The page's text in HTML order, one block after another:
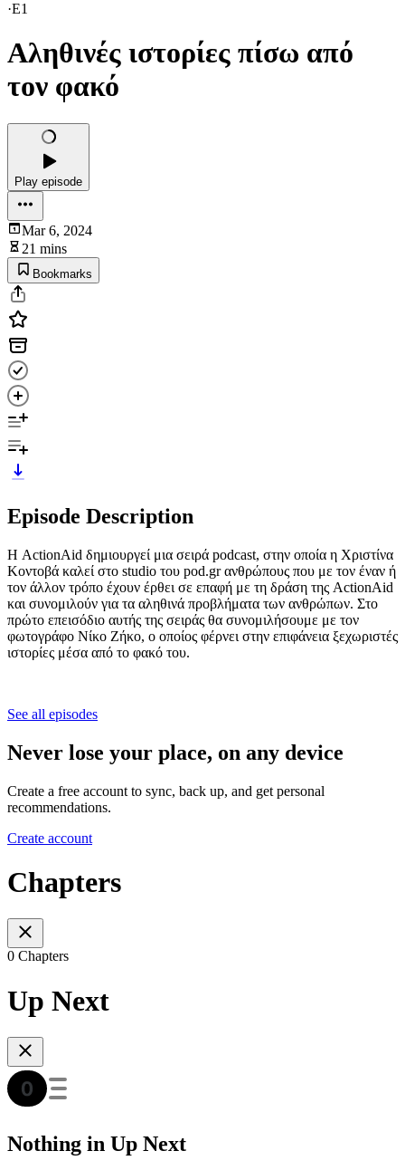
·E1
Αληθινές ιστορίες πίσω από
τον φακό
Play episode
Mar 6, 2024
21 mins
Bookmarks
Episode Description
Η ActionAid δημιουργεί μια σειρά podcast, στην οποία η Χριστίνα
Κοντοβά καλεί στο studio του pod.gr ανθρώπους που με τον έναν ή
τον άλλον τρόπο έχουν έρθει σε επαφή με τη δράση της ActionAid
και συνομιλούν για τα αληθινά προβλήματα των ανθρώπων. Στο
πρώτο επεισόδιο αυτής της σειράς θα συνομιλήσουμε με τον
φωτογράφο Νίκο Ζήκο, ο οποίος φέρνει στην επιφάνεια ξεχωριστές
ιστορίες μέσα από το φακό του.
See all episodes
Never lose your place, on any device
Create a free account to sync, back up, and get personal
recommendations.
Create account
Chapters
0 Chapters
Up Next
Nothing in Up Next